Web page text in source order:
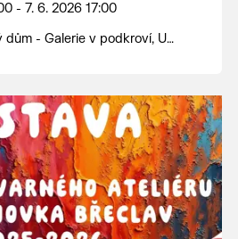
- 7. 6. 2026 17:00
dům - Galerie v podkroví, U